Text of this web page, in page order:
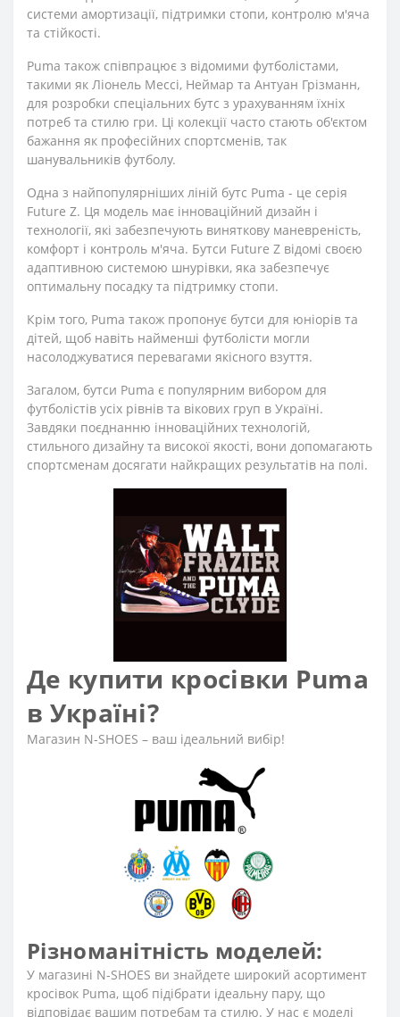
системи амортизації, підтримки стопи, контролю м'яча
та стійкості.
Puma також співпрацює з відомими футболістами,
такими як Ліонель Мессі, Неймар та Антуан Грізманн,
для розробки спеціальних бутс з урахуванням їхніх
потреб та стилю гри. Ці колекції часто стають об'єктом
бажання як професійних спортсменів, так
шанувальників футболу.
Одна з найпопулярніших ліній бутс Puma - це серія
Future Z. Ця модель має інноваційний дизайн і
технології, які забезпечують виняткову маневреність,
комфорт і контроль м'яча. Бутси Future Z відомі своєю
адаптивною системою шнурівки, яка забезпечує
оптимальну посадку та підтримку стопи.
Крім того, Puma також пропонує бутси для юніорів та
дітей, щоб навіть найменші футболісти могли
насолоджуватися перевагами якісного взуття.
Загалом, бутси Puma є популярним вибором для
футболістів усіх рівнів та вікових груп в Україні.
Завдяки поєднанню інноваційних технологій,
стильного дизайну та високої якості, вони допомагають
спортсменам досягати найкращих результатів на полі.
Де купити кросівки Puma
в Україні?
Магазин N-SHOES – ваш ідеальний вибір!
Різноманітність моделей:
У магазині N-SHOES ви знайдете широкий асортимент
кросівок Puma, щоб підібрати ідеальну пару, що
відповідає вашим потребам та стилю. У нас є моделі